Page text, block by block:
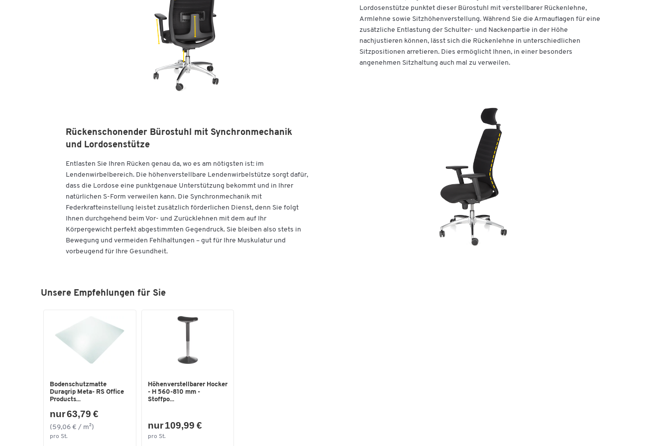
Schwer entflammbar gem. EN 1021 Teil 1+2
Clevere, durchdachte Lösungen für jede individuelle
Anforderung - Mit dem Kauf des Bürostuhls SSI Proline
Lordosenstütze punktet dieser Bürostuhl mit verstellbarer Rückenlehne,
Armlehne sowie Sitzhöhenverstellung. Während Sie die Armauflagen für eine
zusätzliche Entlastung der Schulter- und Nackenpartie in der Höhe
nachjustieren können, lässt sich die Rückenlehne in unterschiedlichen
Sitzpositionen arretieren. Dies ermöglicht Ihnen, in einer besonders
angenehmen Sitzhaltung auch mal zu verweilen.
Rückenschonender Bürostuhl mit Synchronmechanik
und Lordosenstütze
Entlasten Sie Ihren Rücken genau da, wo es am nötigsten ist: im
Lendenwirbelbereich. Die höhenverstellbare Lendenwirbelstütze sorgt dafür,
dass die Lordose eine punktgenaue Unterstützung bekommt und in Ihrer
natürlichen S-Form verweilen kann. Die Synchronmechanik mit
Federkrafteinstellung leistet zusätzlich förderlichen Dienst, denn Sie folgt
Ihnen durchgehend beim Vor- und Zurücklehnen mit dem auf Ihr
Körpergewicht perfekt abgestimmten Gegendruck. Sie bleiben also stets in
Bewegung und vermeiden Fehlhaltungen – gut für Ihre Muskulatur und
vorbeugend für Ihre Gesundheit.
Unsere Empfehlungen für Sie
Bodenschutzmatte
Duragrip Meta- RS Office
Products...
nur 63,79 €
(59,06 € / m²)
pro St.
Höhenverstellbarer Hocker
- H 560-810 mm -
Stoffpo...
nur 109,99 €
pro St.